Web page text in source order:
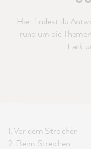
Hier findest du
rund um die
Lack
1. Vor dem Streichen
2. Beim Streichen